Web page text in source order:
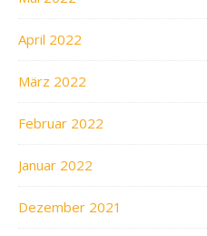
April 2022
März 2022
Februar 2022
Januar 2022
Dezember 2021